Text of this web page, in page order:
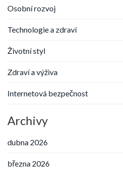
Osobní rozvoj
Technologie a zdraví
Životní styl
Zdraví a výživa
Internetová bezpečnost
Archivy
dubna 2026
března 2026